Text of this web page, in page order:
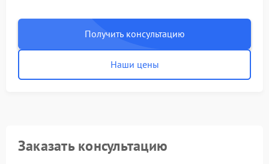
Получить консультацию
Наши цены
Заказать консультацию